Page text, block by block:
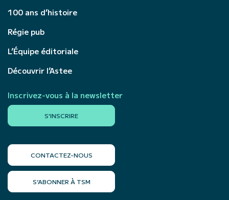
100 ans d’histoire
Régie pub
L’Équipe éditoriale
Découvrir l’Astee
Inscrivez-vous à la newsletter
S'INSCRIRE
CONTACTEZ-NOUS
S’ABONNER À TSM